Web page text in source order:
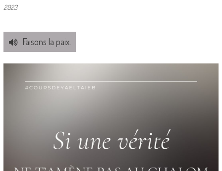
2023
Faisons la paix.